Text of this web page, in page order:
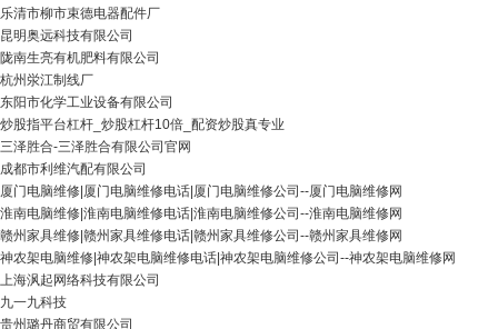
乐清市柳市束德电器配件厂
昆明奥远科技有限公司
陇南生亮有机肥料有限公司
杭州泶江制线厂
东阳市化学工业设备有限公司
炒股指平台杠杆_炒股杠杆10倍_配资炒股真专业
三泽胜合-三泽胜合有限公司官网
成都市利维汽配有限公司
厦门电脑维修|厦门电脑维修电话|厦门电脑维修公司--厦门电脑维修网
淮南电脑维修|淮南电脑维修电话|淮南电脑维修公司--淮南电脑维修网
赣州家具维修|赣州家具维修电话|赣州家具维修公司--赣州家具维修网
神农架电脑维修|神农架电脑维修电话|神农架电脑维修公司--神农架电脑维修网
上海沨起网络科技有限公司
九一九科技
贵州璐丹商贸有限公司